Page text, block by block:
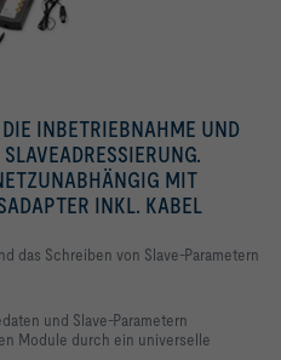
INBETRIEBNAHME UND
MIT
INKL. KABEL
das Schreiben von Slave-Parametern
und Slave-Parametern
Module durch ein universelle